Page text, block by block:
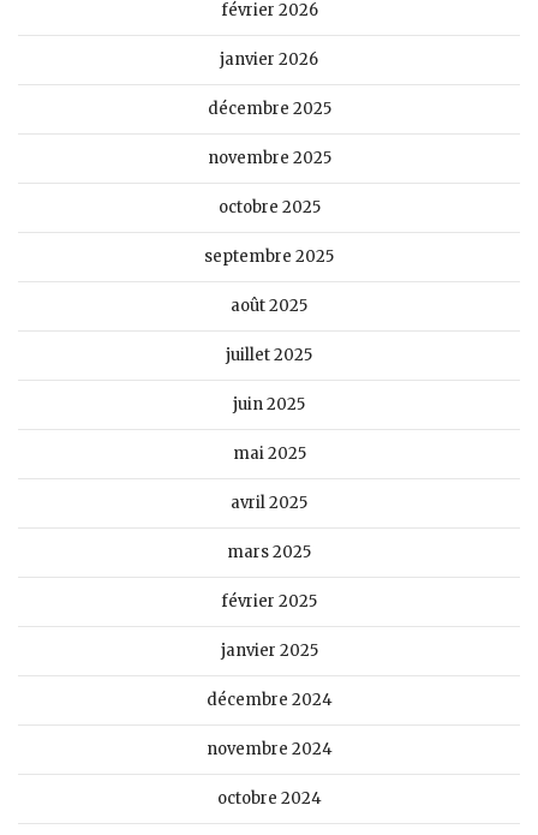
février 2026
janvier 2026
décembre 2025
novembre 2025
octobre 2025
septembre 2025
août 2025
juillet 2025
juin 2025
mai 2025
avril 2025
mars 2025
février 2025
janvier 2025
décembre 2024
novembre 2024
octobre 2024